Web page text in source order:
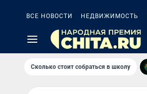
ВСЕ НОВОСТИ НЕДВИЖИМОСТЬ
Сколько стоит собраться в школу